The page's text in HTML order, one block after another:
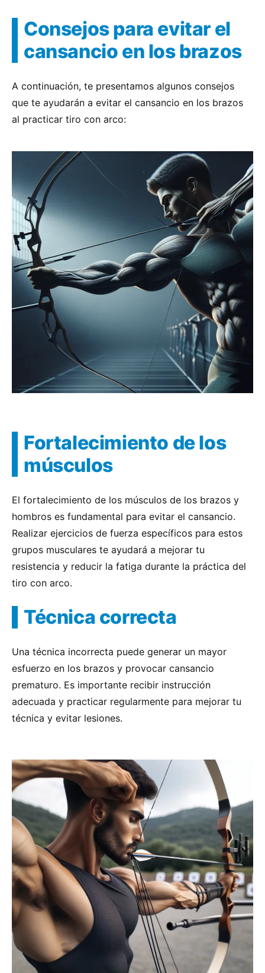
Consejos para evitar el
cansancio en los brazos
A continuación, te presentamos algunos consejos
que te ayudarán a evitar el cansancio en los brazos
al practicar tiro con arco:
Fortalecimiento de los
músculos
El fortalecimiento de los músculos de los brazos y
hombros es fundamental para evitar el cansancio.
Realizar ejercicios de fuerza específicos para estos
grupos musculares te ayudará a mejorar tu
resistencia y reducir la fatiga durante la práctica del
tiro con arco.
Técnica correcta
Una técnica incorrecta puede generar un mayor
esfuerzo en los brazos y provocar cansancio
prematuro. Es importante recibir instrucción
adecuada y practicar regularmente para mejorar tu
técnica y evitar lesiones.